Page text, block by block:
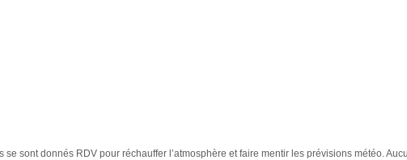
sont donnés RDV pour réchauffer l’atmosphère et faire mentir les prévisions météo.